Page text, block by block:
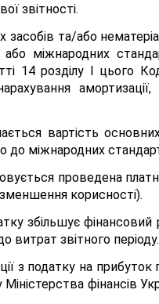
звітності.
та/або
міжнародних
14 розділу І цього
амортизації,
вартість
міжнародних
проведена
корисності).
збільшує
витрат звітного періоду.
з податку на
фінансів